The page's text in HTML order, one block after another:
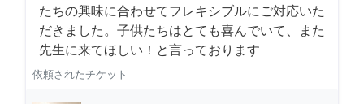
たちの興味に合わせてフレキシブルにご対応いた
だきました。子供たちはとても喜んでいて、また
先生に来てほしい！と言っております
依頼されたチケット